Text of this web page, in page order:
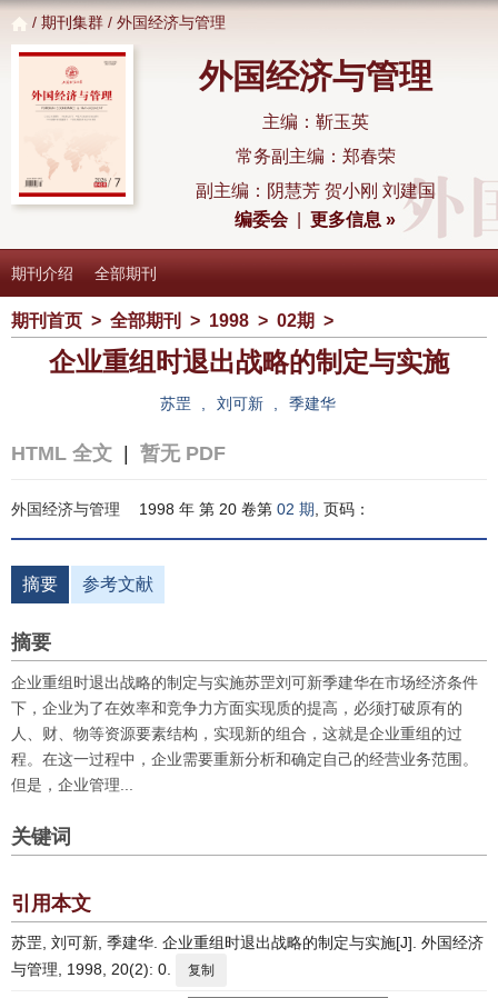
/ 期刊集群 / 外国经济与管理
外国经济与管理
主编：靳玉英
常务副主编：郑春荣
副主编：阴慧芳 贺小刚 刘建国
编委会|更多信息 »
期刊介绍 全部期刊
期刊首页 > 全部期刊 > 1998 > 02期 >
企业重组时退出战略的制定与实施
苏罡 刘可新 季建华
HTML 全文 暂无 PDF
外国经济与管理 1998 年 第 20 卷第 02 期 , 页码：
摘要 参考文献
摘要
企业重组时退出战略的制定与实施苏罡刘可新季建华在市场经济条件
下，企业为了在效率和竞争力方面实现质的提高，必须打破原有的
人、财、物等资源要素结构，实现新的组合，这就是企业重组的过
程。在这一过程中，企业需要重新分析和确定自己的经营业务范围。
但是，企业管理...
关键词
引用本文
苏罡, 刘可新, 季建华. 企业重组时退出战略的制定与实施[J]. 外国经济
与管理, 1998, 20(2): 0.
复制